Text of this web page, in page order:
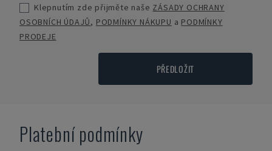
Klepnutím zde přijměte naše ZÁSADY OCHRANY
OSOBNÍCH ÚDAJŮ, PODMÍNKY NÁKUPU a PODMÍNKY
PRODEJE
PŘEDLOŽIT
Platební podmínky